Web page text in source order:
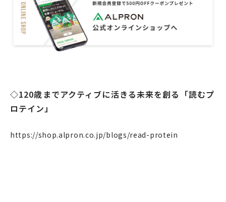
◇120歳までアクティブに活きる未来を創る「読むプ
ロテイン」
https://shop.alpron.co.jp/blogs/read-protein